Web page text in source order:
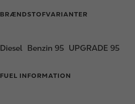
BRÆNDSTOFVARIANTER
Diesel Benzin 95 UPGRADE 95
FUEL INFORMATION